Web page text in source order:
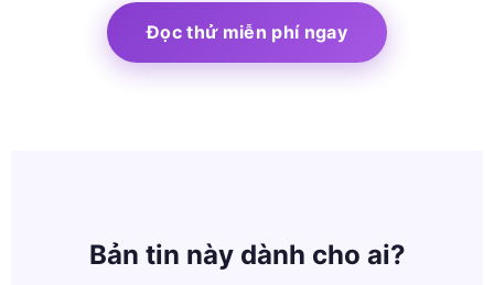
Đọc thử miễn phí ngay
Bản tin này dành cho ai?